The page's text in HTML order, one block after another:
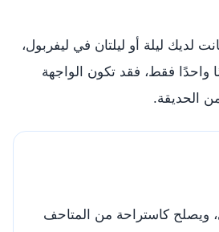
لديك ليلة أو ليلتان في ليفربول،
واحدًا فقط، فقد تكون الواجهة
الحديقة.
ويصلح كاستراحة من المتاحف